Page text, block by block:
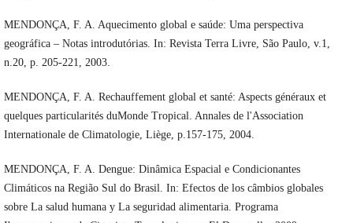
MENDONÇA, F. A. Aquecimento global e saúde: Uma perspectiva
geográfica – Notas introdutórias. In: Revista Terra Livre, São Paulo, v.1,
n.20, p. 205-221, 2003.
MENDONÇA, F. A. Rechauffement global et santé: Aspects généraux et
quelques particularités duMonde Tropical. Annales de l'Association
Internationale de Climatologie, Liège, p.157-175, 2004.
MENDONÇA, F. A. Dengue: Dinâmica Espacial e Condicionantes
Climáticos na Região Sul do Brasil. In: Efectos de los câmbios globales
sobre La salud humana y La seguridad alimentaria. Programa